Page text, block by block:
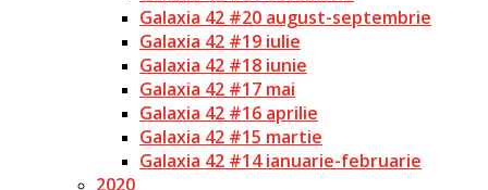
Galaxia 42 #20 august-septembrie
Galaxia 42 #19 iulie
Galaxia 42 #18 iunie
Galaxia 42 #17 mai
Galaxia 42 #16 aprilie
Galaxia 42 #15 martie
Galaxia 42 #14 ianuarie-februarie
2020